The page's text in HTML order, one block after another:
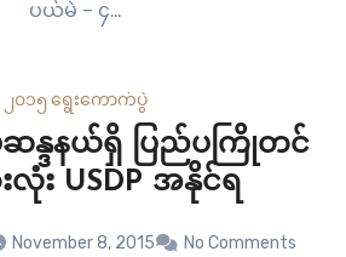
ပယ်မဲ – ၄…
၂၀၁၅ ရွေးကောက်ပွဲ
န္ဒနယ်ရှိ ပြည်ပကြိုတင်
လုံး USDP အနိုင်ရ
November 8, 2015 No Comments